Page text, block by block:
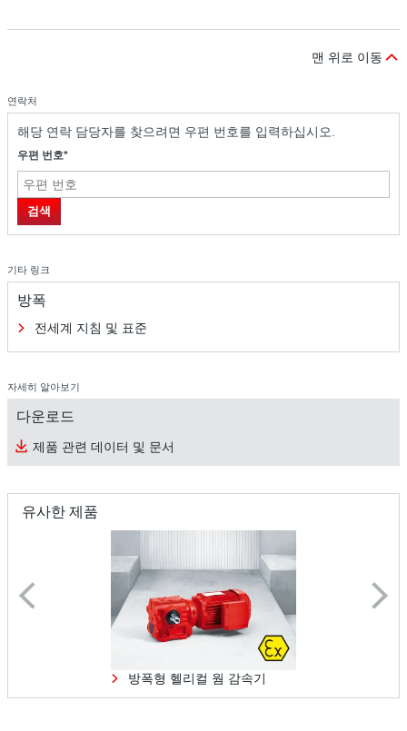
맨 위로 이동
연락처
해당 연락 담당자를 찾으려면 우편 번호를 입력하십시오.
우편 번호*
검색
기타 링크
방폭
전세계 지침 및 표준
자세히 알아보기
다운로드
제품 관련 데이터 및 문서
유사한 제품
방폭형 헬리컬 웜 감속기